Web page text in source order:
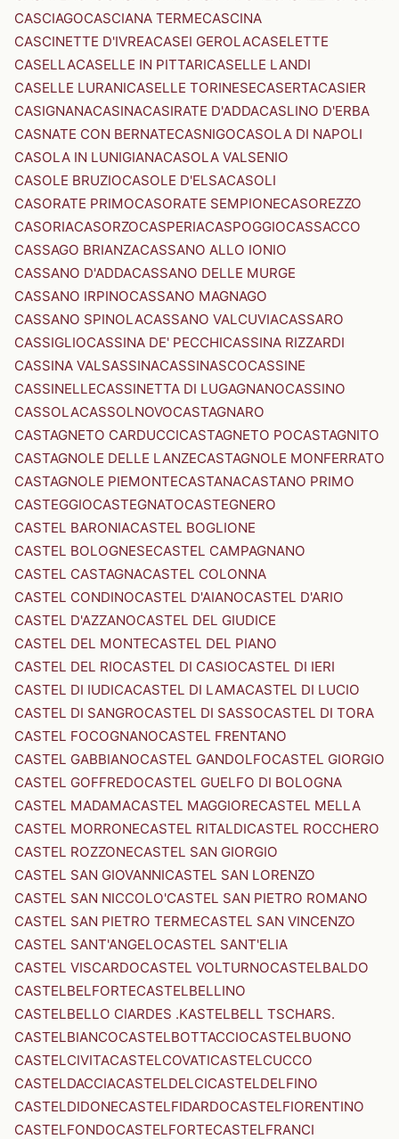
CASCIAGOCASCIANA TERMECASCINA
CASCINETTE D'IVREACASEI GEROLACASELETTE
CASELLACASELLE IN PITTARICASELLE LANDI
CASELLE LURANICASELLE TORINESECASERTACASIER
CASIGNANACASINACASIRATE D'ADDACASLINO D'ERBA
CASNATE CON BERNATECASNIGOCASOLA DI NAPOLI
CASOLA IN LUNIGIANACASOLA VALSENIO
CASOLE BRUZIOCASOLE D'ELSACASOLI
CASORATE PRIMOCASORATE SEMPIONECASOREZZO
CASORIACASORZOCASPERIACASPOGGIOCASSACCO
CASSAGO BRIANZACASSANO ALLO IONIO
CASSANO D'ADDACASSANO DELLE MURGE
CASSANO IRPINOCASSANO MAGNAGO
CASSANO SPINOLACASSANO VALCUVIACASSARO
CASSIGLIOCASSINA DE' PECCHICASSINA RIZZARDI
CASSINA VALSASSINACASSINASCOCASSINE
CASSINELLECASSINETTA DI LUGAGNANOCASSINO
CASSOLACASSOLNOVOCASTAGNARO
CASTAGNETO CARDUCCICASTAGNETO POCASTAGNITO
CASTAGNOLE DELLE LANZECASTAGNOLE MONFERRATO
CASTAGNOLE PIEMONTECASTANACASTANO PRIMO
CASTEGGIOCASTEGNATOCASTEGNERO
CASTEL BARONIACASTEL BOGLIONE
CASTEL BOLOGNESECASTEL CAMPAGNANO
CASTEL CASTAGNACASTEL COLONNA
CASTEL CONDINOCASTEL D'AIANOCASTEL D'ARIO
CASTEL D'AZZANOCASTEL DEL GIUDICE
CASTEL DEL MONTECASTEL DEL PIANO
CASTEL DEL RIOCASTEL DI CASIOCASTEL DI IERI
CASTEL DI IUDICACASTEL DI LAMACASTEL DI LUCIO
CASTEL DI SANGROCASTEL DI SASSOCASTEL DI TORA
CASTEL FOCOGNANOCASTEL FRENTANO
CASTEL GABBIANOCASTEL GANDOLFOCASTEL GIORGIO
CASTEL GOFFREDOCASTEL GUELFO DI BOLOGNA
CASTEL MADAMACASTEL MAGGIORECASTEL MELLA
CASTEL MORRONECASTEL RITALDICASTEL ROCCHERO
CASTEL ROZZONECASTEL SAN GIORGIO
CASTEL SAN GIOVANNICASTEL SAN LORENZO
CASTEL SAN NICCOLO'CASTEL SAN PIETRO ROMANO
CASTEL SAN PIETRO TERMECASTEL SAN VINCENZO
CASTEL SANT'ANGELOCASTEL SANT'ELIA
CASTEL VISCARDOCASTEL VOLTURNOCASTELBALDO
CASTELBELFORTECASTELBELLINO
CASTELBELLO CIARDES .KASTELBELL TSCHARS.
CASTELBIANCOCASTELBOTTACCIOCASTELBUONO
CASTELCIVITACASTELCOVATICASTELCUCCO
CASTELDACCIACASTELDELCICASTELDELFINO
CASTELDIDONECASTELFIDARDOCASTELFIORENTINO
CASTELFONDOCASTELFORTECASTELFRANCI